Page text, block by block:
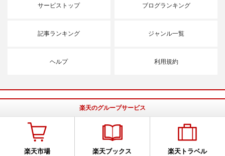
サービストップ ブログランキング
記事ランキング ジャンル一覧
ヘルプ 利用規約
楽天のグループサービス
楽天市場 楽天ブックス 楽天トラベル